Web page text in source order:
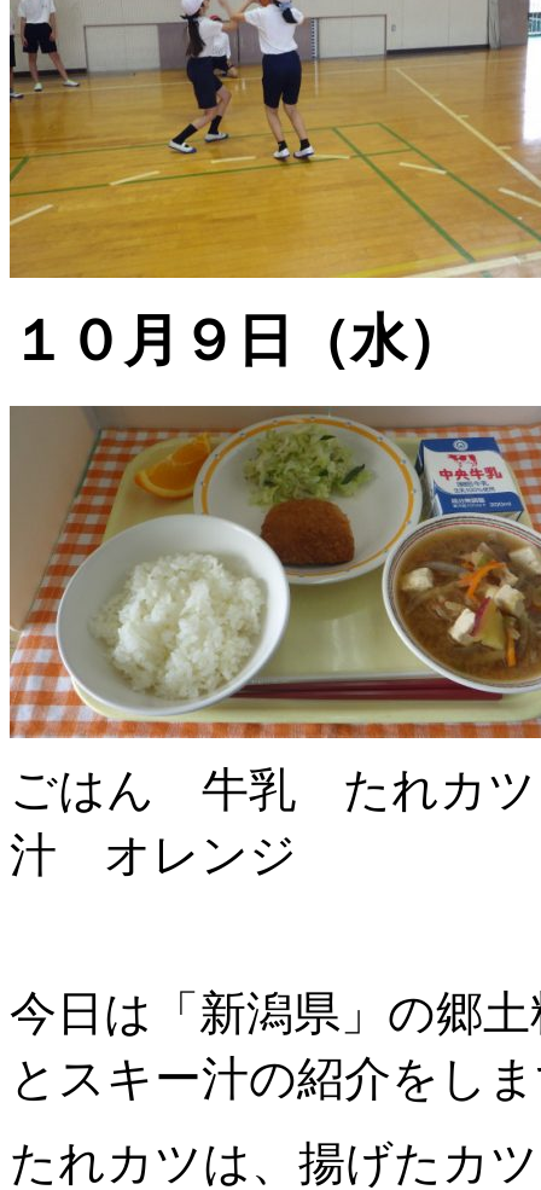
１０月９日（水）
ごはん 牛乳 たれカ
汁 オレンジ
今日は「新潟県」の郷
とスキー汁の紹介をし
たれカツは、揚げたカ